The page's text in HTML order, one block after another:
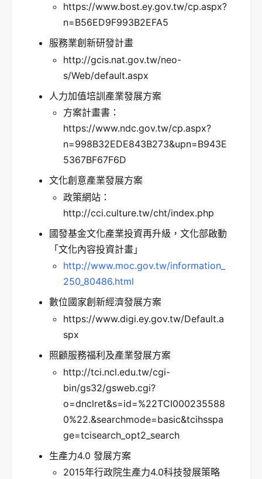
https://www.bost.ey.gov.tw/cp.aspx?
n=B56ED9F993B2EFA5
服務業創新研發計畫
http://gcis.nat.gov.tw/neo-
s/Web/default.aspx
人力加值培訓產業發展方案
方案計畫書：
https://www.ndc.gov.tw/cp.aspx?
n=998B32EDE843B273&upn=B943E
5367BF67F6D
文化創意產業發展方案
政策網站：
http://cci.culture.tw/cht/index.php
國發基金文化產業投資再升級，文化部啟動
「文化內容投資計畫」
http://www.moc.gov.tw/information_
250_80486.html
數位國家創新經濟發展方案
https://www.digi.ey.gov.tw/Default.a
spx
照顧服務福利及產業發展方案
http://tci.ncl.edu.tw/cgi-
bin/gs32/gsweb.cgi?
o=dnclret&s=id=%22TCI000235588
0%22.&searchmode=basic&tcihsspa
ge=tcisearch_opt2_search
生產力4.0 發展方案
2015年行政院生產力4.0科技發展策略